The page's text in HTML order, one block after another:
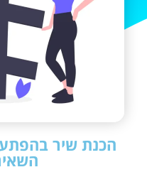
הכנת שיר